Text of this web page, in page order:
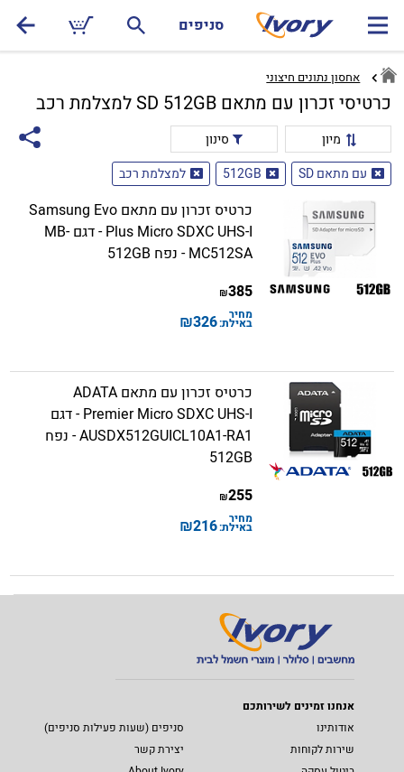
סניפים
אחסון נתונים חיצוני
כרטיסי זכרון עם מתאם SD 512GB למצלמת רכב
מיון
סינון
עם מתאם SD
512GB למצלמת רכב
כרטיס זכרון עם מתאם Samsung Evo
Plus Micro SDXC UHS-I - דגם MB-
MC512SA - נפח 512GB
385
₪
מחיר
באילת:326
₪
כרטיס זכרון עם מתאם ADATA
Premier Micro SDXC UHS-I - דגם
AUSDX512GUICL10A1-RA1 - נפח
512GB
255
₪
מחיר
באילת:216
₪
אנחנו זמינים לשירותכם
אודותינו
סניפים (שעות פעילות סניפים)
שירות לקוחות
יצירת קשר